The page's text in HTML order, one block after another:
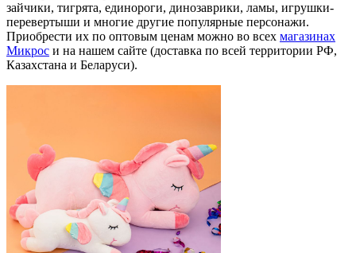
зайчики, тигрята, единороги, динозаврики, ламы, игрушки-
перевертыши и многие другие популярные персонажи.
Приобрести их по оптовым ценам можно во всех магазинах
Микрос и на нашем сайте (доставка по всей территории РФ,
Казахстана и Беларуси).